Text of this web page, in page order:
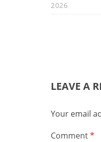
2026
LEAVE A
Your email
Comment*